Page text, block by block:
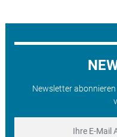
Newsletter